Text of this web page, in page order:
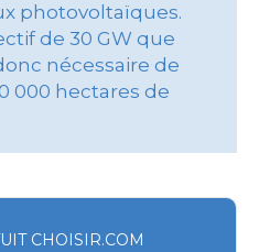
photovoltaïques.
de 30 GW que
nécessaire de
000 hectares de
CHOISIR.COM